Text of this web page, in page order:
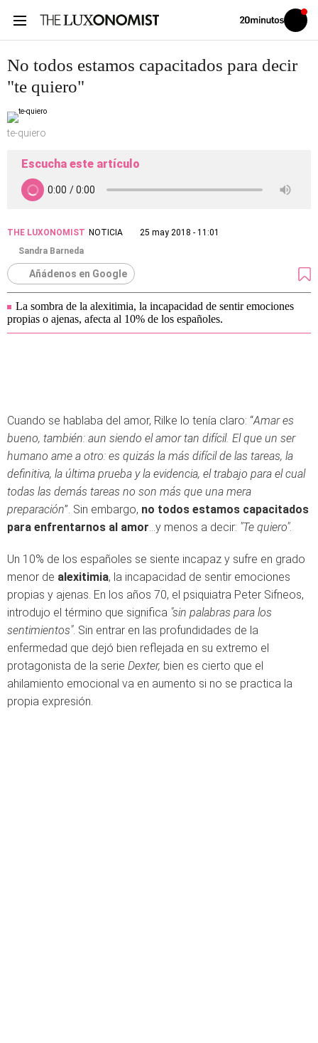
Volver
Iniciar
sesión
No todos estamos capacitados para decir
"te quiero"
te-quiero
Escucha este artículo
THE LUXONOMIST NOTICIA
25 may 2018 - 11:01
Sandra Barneda
Añádenos en Google
La sombra de la alexitimia, la incapacidad de sentir emociones
propias o ajenas, afecta al 10% de los españoles.
Cuando se hablaba del amor, Rilke lo tenía claro: “Amar es
bueno, también: aun siendo el amor tan difícil. El que un ser
humano ame a otro: es quizás la más difícil de las tareas, la
definitiva, la última prueba y la evidencia, el trabajo para el cual
todas las demás tareas no son más que una mera
preparación”. Sin embargo, no todos estamos capacitados
para enfrentarnos al amor…y menos a decir: "Te quiero".
Un 10% de los españoles se siente incapaz y sufre en grado
menor de alexitimia, la incapacidad de sentir emociones
propias y ajenas. En los años 70, el psiquiatra Peter Sifneos,
introdujo el término que significa "sin palabras para los
sentimientos". Sin entrar en las profundidades de la
enfermedad que dejó bien reflejada en su extremo el
protagonista de la serie Dexter, bien es cierto que el
ahilamiento emocional va en aumento si no se practica la
propia expresión.